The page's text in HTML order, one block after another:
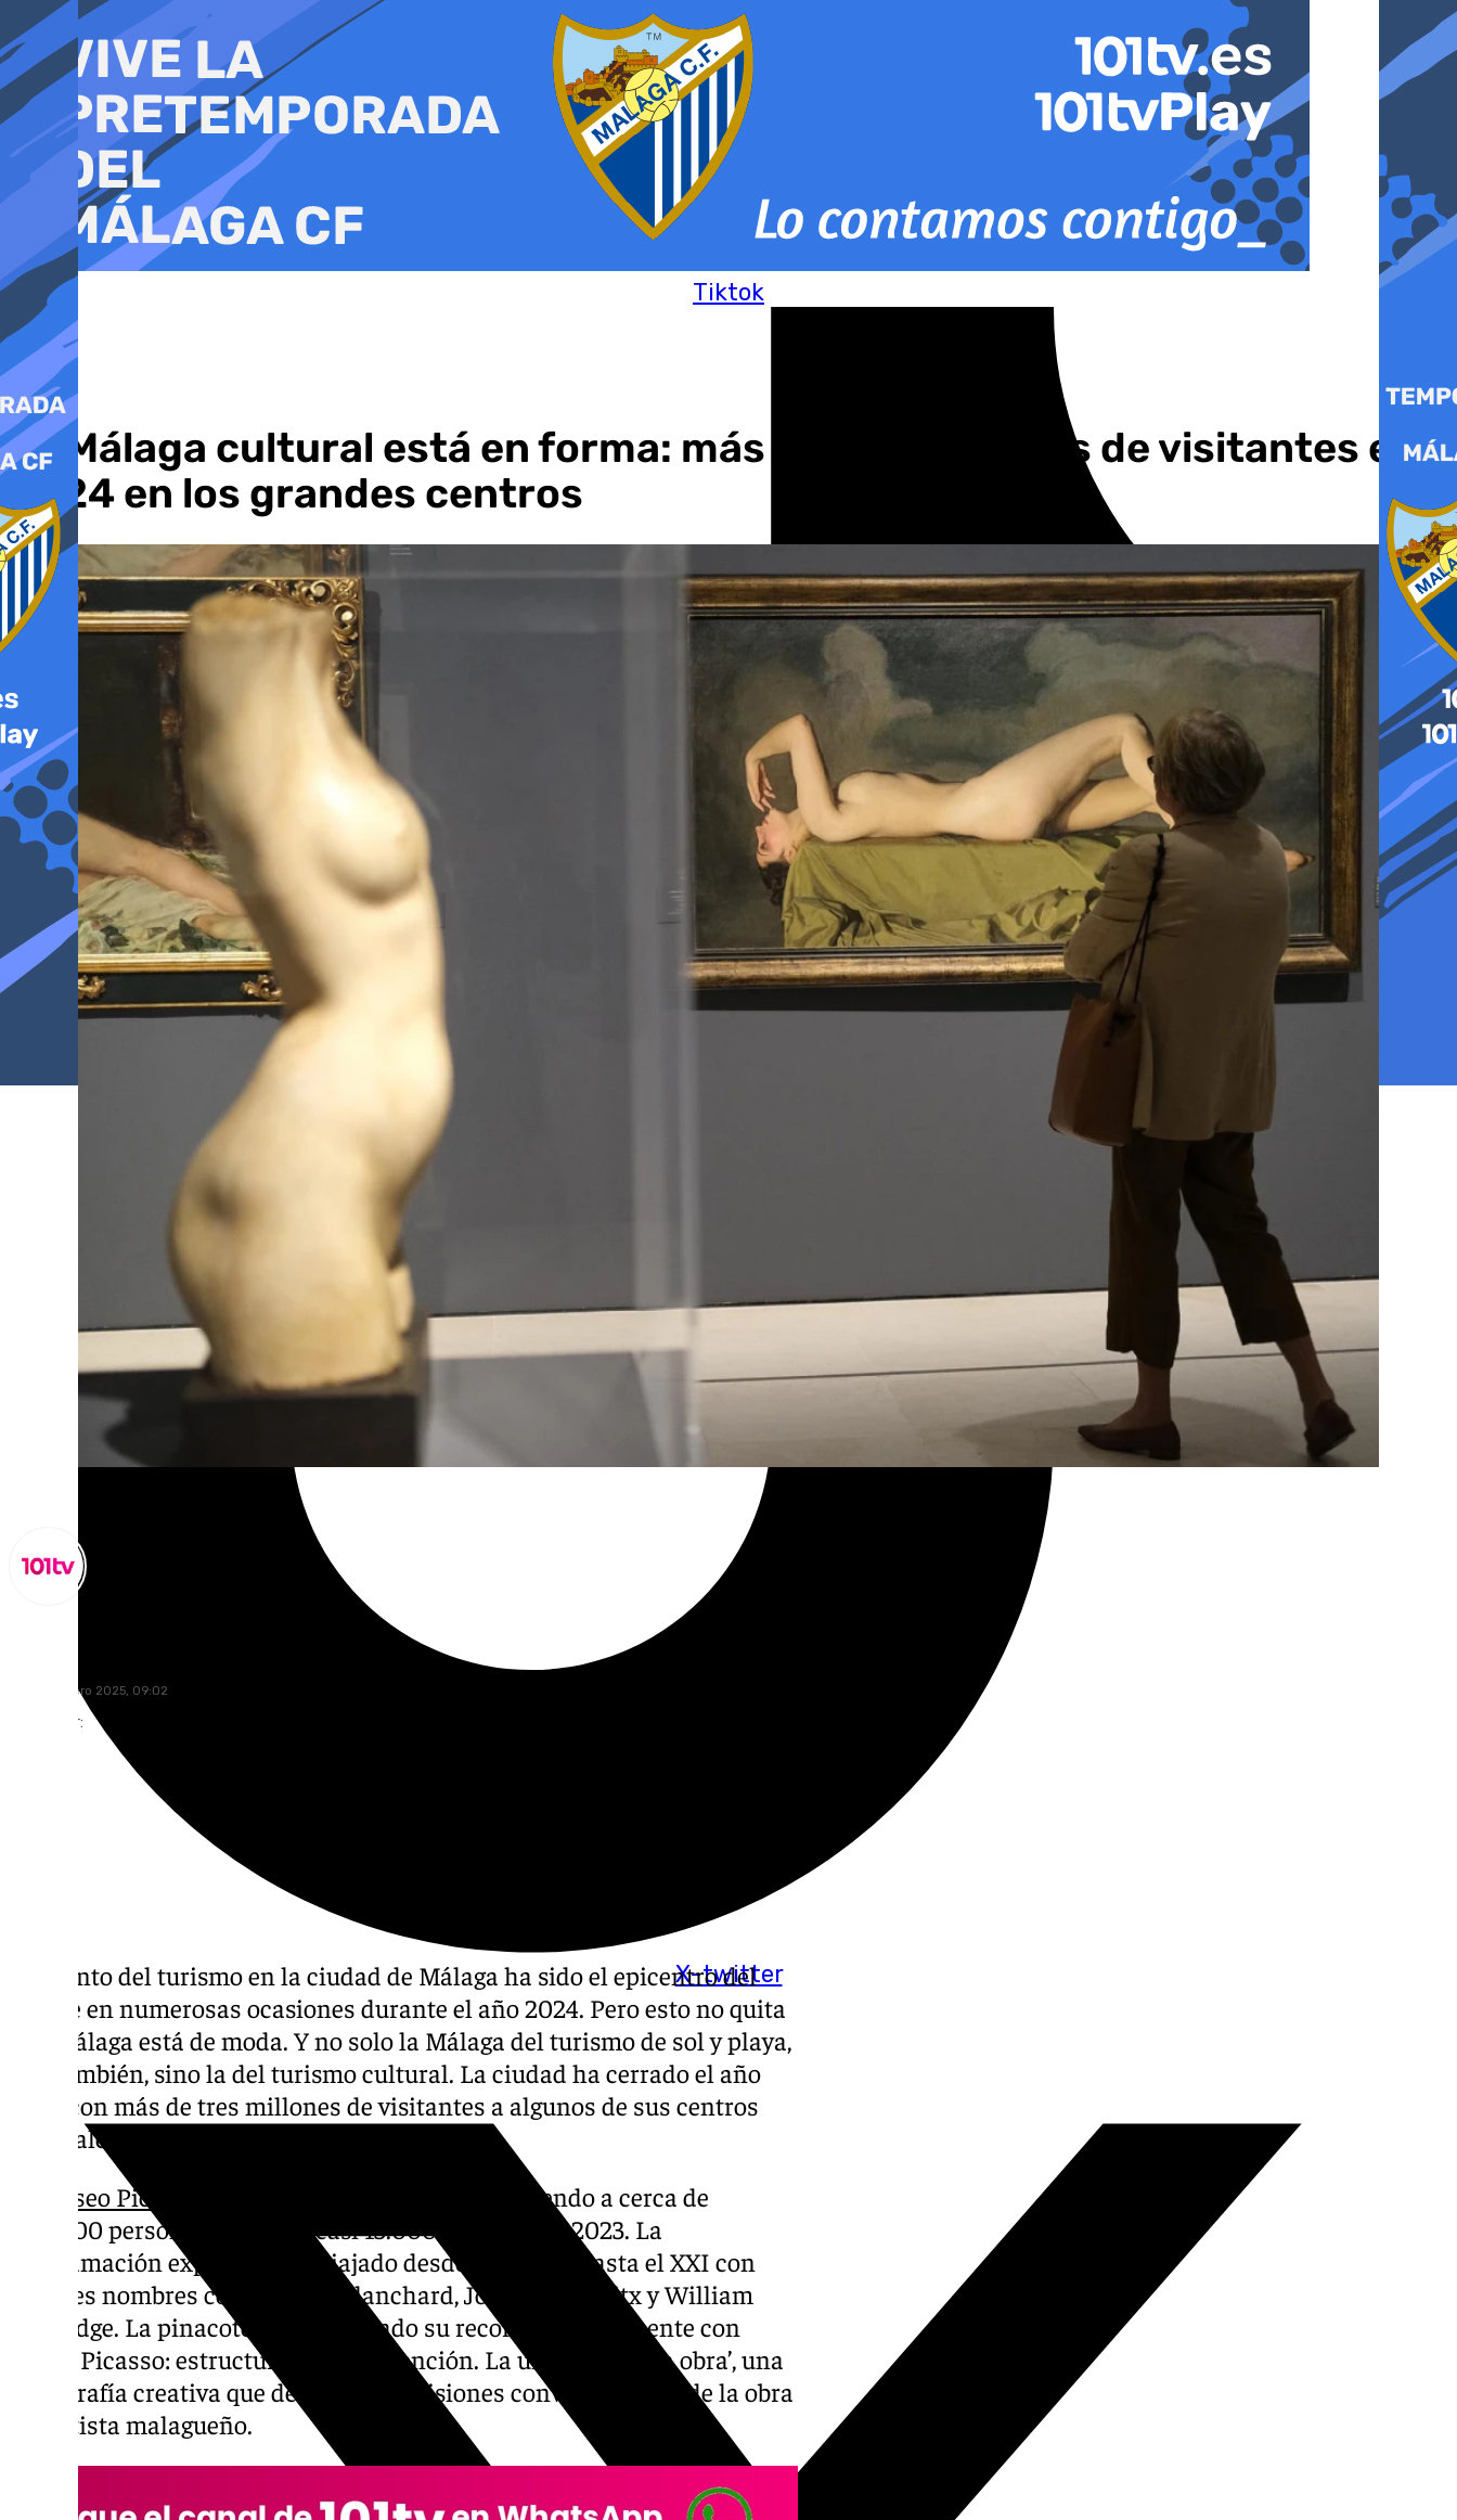
al
contenido
Tiktok
X-twitter
La Málaga cultural está en forma: más de tres millones de visitantes en
2024 en los grandes centros
lunes, 6 enero 2025, 09:02
Compartir:
El asunto del turismo en la ciudad de Málaga ha sido el epicentro del
debate en numerosas ocasiones durante el año 2024. Pero esto no quita
que Málaga está de moda. Y no solo la Málaga del turismo de sol y playa,
que también, sino la del turismo cultural. La ciudad ha cerrado el año
2024 con más de tres millones de visitantes a algunos de sus centros
culturales más grandes.
Museo Picasso
ha finalizado el año 2024 atrayendo a cerca de
800.000 personas (792.353), casi 13.000 más que en 2023. La
programación expositiva ha viajado desde el silo XX hasta el XXI con
grandes nombres como María Blanchard, Joel Meyerowitx y William
Kentridge. La pinacoteca ha renovado su recorrido permanente con
‘Pablo Picasso: estructuras de la invención. La unidad de una obra’, una
cartografía creativa que desafía las divisiones convencionales de la obra
del artista malagueño.